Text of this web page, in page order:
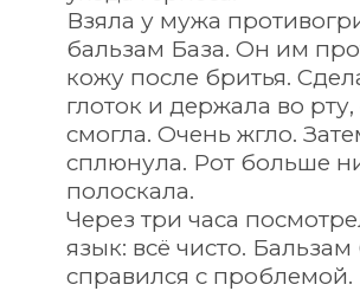
Взяла у мужа
бальзам База. Он им
кожу после бритья.
глоток и держала во рту,
смогла. Очень жгло.
сплюнула. Рот больше
полоскала.
Через три часа
язык: всё чисто.
справился с проблемой.